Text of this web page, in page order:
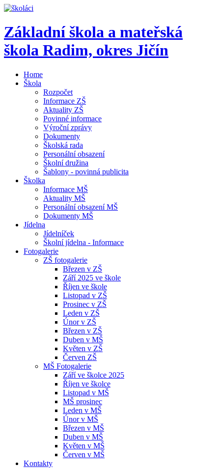
Základní škola a mateřská
škola Radim, okres Jičín
Home
Škola
Rozpočet
Informace ZŠ
Aktuality ZŠ
Povinné informace
Výroční zprávy
Dokumenty
Školská rada
Personální obsazení
Školní družina
Šablony - povinná publicita
Školka
Informace MŠ
Aktuality MŠ
Personální obsazení MŠ
Dokumenty MŠ
Jídelna
Jídelníček
Školní jídelna - Informace
Fotogalerie
ZŠ fotogalerie
Březen v ZŠ
Září 2025 ve škole
Říjen ve škole
Listopad v ZŠ
Prosinec v ZŠ
Leden v ZŠ
Únor v ZŠ
Březen v ZŠ
Duben v MŠ
Květen v ZŠ
Červen ZŠ
MŠ Fotogalerie
Září ve školce 2025
Říjen ve školce
Listopad v MŠ
MŠ prosinec
Leden v MŠ
Únor v MŠ
Březen v MŠ
Duben v MŠ
Květen v MŠ
Červen v MŠ
Kontakty